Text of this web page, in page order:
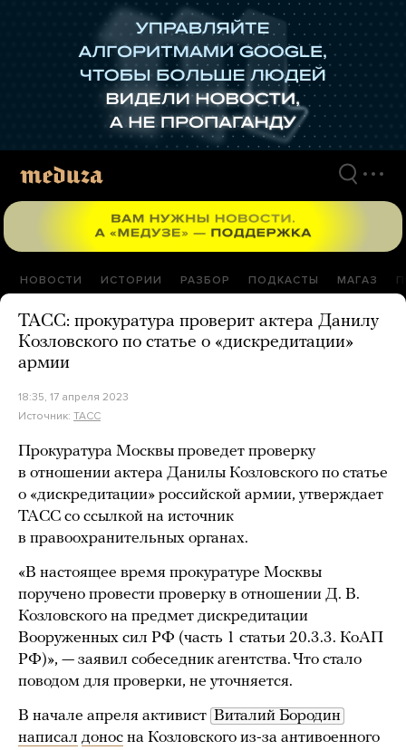
НОВОСТИ ИСТОРИИ РАЗБОР ПОДКАСТЫ МАГАЗ
ТАСС: прокуратура проверит актера Данилу
Козловского по статье о «дискредитации»
армии
18:35, 17 апреля 2023
Источник: ТАСС
Прокуратура Москвы проведет проверку
в отношении актера Данилы Козловского по статье
о «дискредитации» российской армии, утверждает
ТАСС со ссылкой на источник
в правоохранительных органах.
«В настоящее время прокуратуре Москвы
поручено провести проверку в отношении Д. В.
Козловского на предмет дискредитации
Вооруженных сил РФ (часть 1 статьи 20.3.3. КоАП
РФ)», — заявил собеседник агентства. Что стало
поводом для проверки, не уточняется.
В начале апреля активист Виталий Бородин
написал донос на Козловского из-за антивоенного